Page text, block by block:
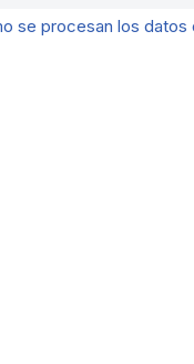
se procesan los datos